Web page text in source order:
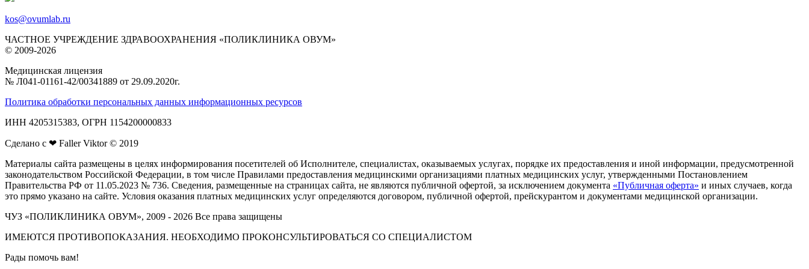
kos@ovumlab.ru
ЧАСТНОЕ УЧРЕЖДЕНИЕ ЗДРАВООХРАНЕНИЯ «ПОЛИКЛИНИКА ОВУМ»
© 2009-2026
Медицинская лицензия
№ Л041‑01161‑42/00341889 от 29.09.2020г.
Политика обработки персональных данных информационных ресурсов
ИНН 4205315383, ОГРН 1154200000833
Сделано с ❤ Faller Viktor © 2019
Материалы сайта размещены в целях информирования посетителей об Исполнителе, специалистах, оказываемых услугах, порядке их предоставления и иной информации, предусмотренной
законодательством Российской Федерации, в том числе Правилами предоставления медицинскими организациями платных медицинских услуг, утвержденными Постановлением
Правительства РФ от 11.05.2023 № 736. Сведения, размещенные на страницах сайта, не являются публичной офертой, за исключением документа «Публичная оферта» и иных случаев, когда
это прямо указано на сайте. Условия оказания платных медицинских услуг определяются договором, публичной офертой, прейскурантом и документами медицинской организации.
ЧУЗ «ПОЛИКЛИНИКА ОВУМ», 2009 - 2026 Все права защищены
ИМЕЮТСЯ ПРОТИВОПОКАЗАНИЯ. НЕОБХОДИМО ПРОКОНСУЛЬТИРОВАТЬСЯ СО СПЕЦИАЛИСТОМ
Рады помочь вам!